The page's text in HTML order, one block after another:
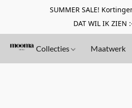
SUMMER SALE!
DAT WIL IK ZIEN
Collecties Maatwerk